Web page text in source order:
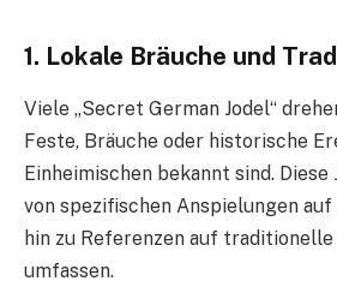
1. Lokale Bräuche und
Viele „Secret German Jodel“
Feste, Bräuche oder historische
Einheimischen bekannt sind. Diese
von spezifischen Anspielungen
hin zu Referenzen auf
umfassen.